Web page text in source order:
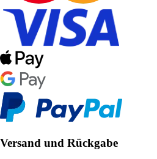
Versand und Rückgabe